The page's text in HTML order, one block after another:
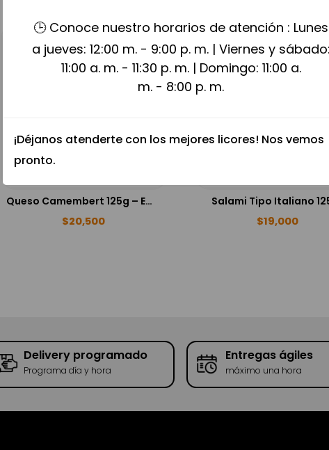
Queso Camembert 125g – Emborg
$20,500
Salami Tipo Italiano
$19,000
Delivery programado
Programa día y hora
Entregas ágiles
máximo una hora
🕒 Conoce nuestro horarios de atención : Lunes
a jueves: 12:00 m. - 9:00 p. m. | Viernes y sábado:
11:00 a. m. - 11:30 p. m. | Domingo: 11:00 a.
m. - 8:00 p. m.
¡Déjanos atenderte con los mejores licores! Nos vemos
pronto.